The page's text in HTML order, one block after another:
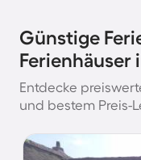
Günstige
Ferienhäuser
Entdecke
und bestem Preis-